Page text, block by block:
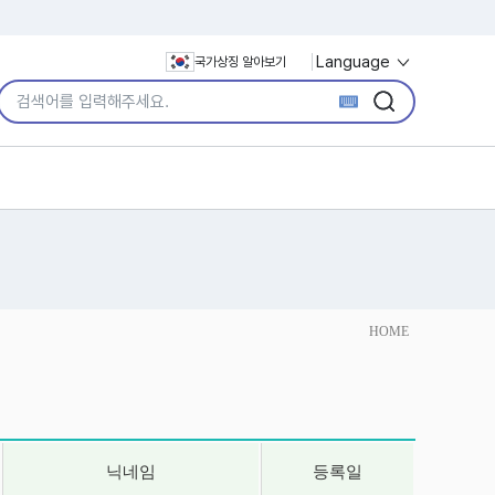
국가상징 알아보기 Language
합검색어 입력
검색
검색
HOME
닉네임 등록일